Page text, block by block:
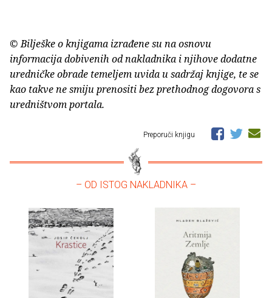
© Bilješke o knjigama izrađene su na osnovu
informacija dobivenih od nakladnika i njihove dodatne
uredničke obrade temeljem uvida u sadržaj knjige, te se
kao takve ne smiju prenositi bez prethodnog dogovora s
uredništvom portala.
Preporuči knjigu
– OD ISTOG NAKLADNIKA –